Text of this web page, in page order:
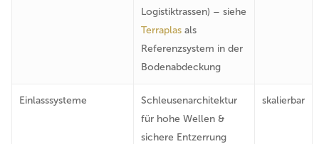
Logistiktrassen) – siehe
Terraplasals
Referenzsystem in der
Bodenabdeckung
Einlasssysteme
Schleusenarchitektur
für hohe Wellen &
sichere Entzerrung
skalierbar